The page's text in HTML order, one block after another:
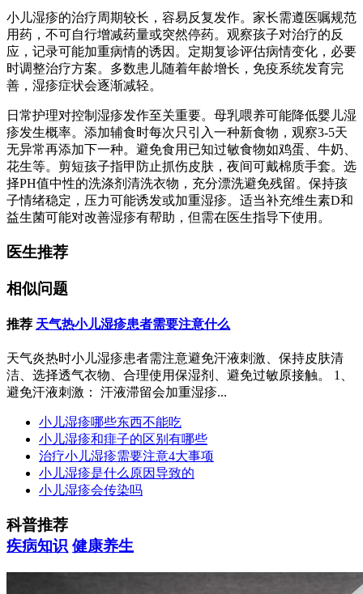
小儿湿疹的治疗周期较长，容易反复发作。家长需遵医嘱规范
用药，不可自行增减药量或突然停药。观察孩子对治疗的反
应，记录可能加重病情的诱因。定期复诊评估病情变化，必要
时调整治疗方案。多数患儿随着年龄增长，免疫系统发育完
善，湿疹症状会逐渐减轻。
日常护理对控制湿疹发作至关重要。母乳喂养可能降低婴儿湿
疹发生概率。添加辅食时每次只引入一种新食物，观察3-5天
无异常再添加下一种。避免食用已知过敏食物如鸡蛋、牛奶、
花生等。剪短孩子指甲防止抓伤皮肤，夜间可戴棉质手套。选
择PH值中性的洗涤剂清洗衣物，充分漂洗避免残留。保持孩
子情绪稳定，压力可能诱发或加重湿疹。适当补充维生素D和
益生菌可能对改善湿疹有帮助，但需在医生指导下使用。
医生推荐
相似问题
推荐 天气热小儿湿疹患者需要注意什么
天气炎热时小儿湿疹患者需注意避免汗液刺激、保持皮肤清
洁、选择透气衣物、合理使用保湿剂、避免过敏原接触。 1、
避免汗液刺激： 汗液滞留会加重湿疹...
小儿湿疹哪些东西不能吃
小儿湿疹和痱子的区别有哪些
治疗小儿湿疹需要注意4大事项
小儿湿疹是什么原因导致的
小儿湿疹会传染吗
科普推荐
疾病知识 健康养生